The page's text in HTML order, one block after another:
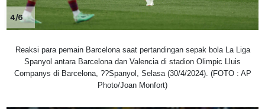
4/6
Reaksi para pemain Barcelona saat pertandingan sepak bola La Liga
Spanyol antara Barcelona dan Valencia di stadion Olimpic Lluis
Companys di Barcelona, ??Spanyol, Selasa (30/4/2024). (FOTO : AP
Photo/Joan Monfort)